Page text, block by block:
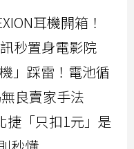
耳機開箱！
秒置身電影院
」踩雷！電池循
良賣家手法
捷「只扣1元」是